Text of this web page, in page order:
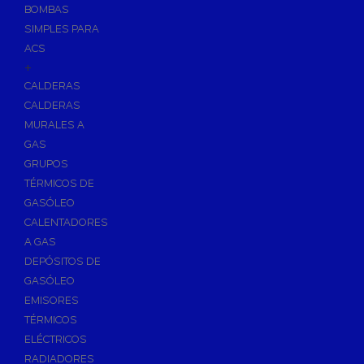
Sumideros para Piscinas
Accesorios para Piscinas
Productos Químicos para Piscinas
Reguladores de PH
Antialgas para Piscinas
Floculante para Piscinas
Cloro para Piscinas
Desinfección de Piscinas sin Cloro
Invernaje de Piscinas
Limpiadores de Piscinas
Kits Analizadores
Dosificadores
Riego, Jardín y Fuentes
BOMBAS
SIMPLES PARA
ACS
+
CALDERAS
CALDERAS
MURALES A
GAS
GRUPOS
TÉRMICOS DE
GASÓLEO
CALENTADORES
A GAS
DEPÓSITOS DE
GASÓLEO
EMISORES
TÉRMICOS
ELÉCTRICOS
RADIADORES